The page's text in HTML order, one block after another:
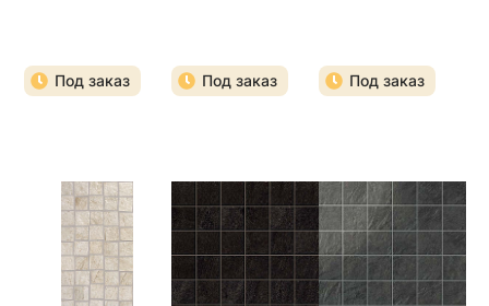
Под заказ Под заказ Под заказ